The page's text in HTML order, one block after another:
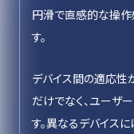
円滑で直感的な操作
す。
デバイス間の適応性
だけでなく、ユーザ
す。異なるデバイス